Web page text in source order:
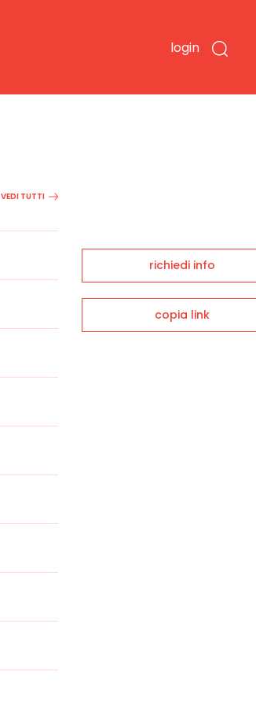
login
VEDI TUTTI
richiedi info
copia link